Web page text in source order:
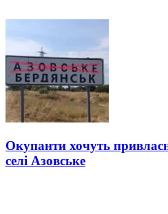
Окупанти хочуть
селі Азовське